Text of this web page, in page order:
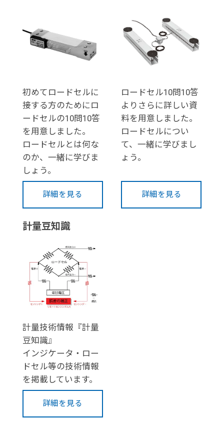
初めてロードセルに
接する方のためにロ
ードセルの10問10答
を用意しました。
ロードセルとは何な
のか、一緒に学びま
しょう。
詳細を見る
ロードセル10問10答
よりさらに詳しい資
料を用意しました。
ロードセルについ
て、一緒に学びまし
ょう。
詳細を見る
計量豆知識
計量技術情報『計量
豆知識』
インジケータ・ロー
ドセル等の技術情報
を掲載しています。
詳細を見る